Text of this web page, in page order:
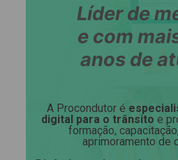
Líder de
e com
anos de
A Procondutor é
digital para o trânsito e
formação,
aprimoramento de